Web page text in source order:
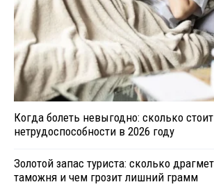
Когда болеть невыгодно: сколько
нетрудоспособности в 2026 году
Золотой запас туриста: сколько
таможня и чем грозит лишний грамм